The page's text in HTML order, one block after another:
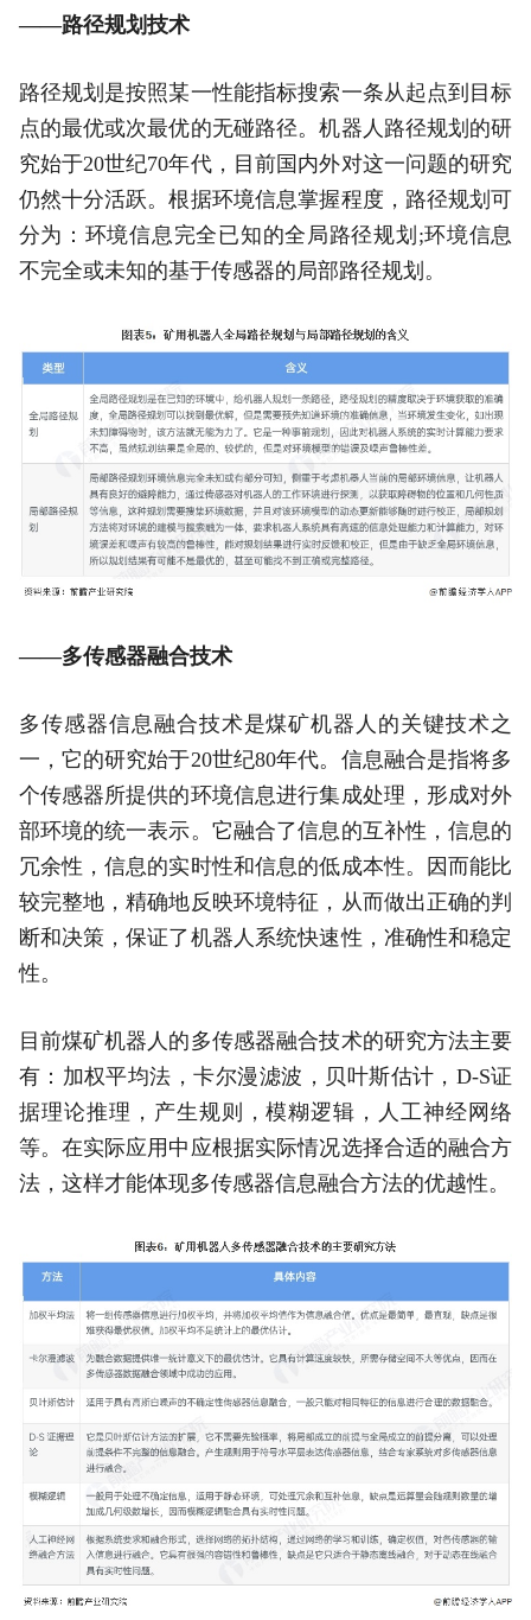
——路径规划技术
路径规划是按照某一性能指标搜索一条从起点到目标
点的最优或次最优的无碰路径。机器人路径规划的研
究始于20世纪70年代，目前国内外对这一问题的研究
仍然十分活跃。根据环境信息掌握程度，路径规划可
分为：环境信息完全已知的全局路径规划;环境信息
不完全或未知的基于传感器的局部路径规划。
——多传感器融合技术
多传感器信息融合技术是煤矿机器人的关键技术之
一，它的研究始于20世纪80年代。信息融合是指将多
个传感器所提供的环境信息进行集成处理，形成对外
部环境的统一表示。它融合了信息的互补性，信息的
冗余性，信息的实时性和信息的低成本性。因而能比
较完整地，精确地反映环境特征，从而做出正确的判
断和决策，保证了机器人系统快速性，准确性和稳定
性。
目前煤矿机器人的多传感器融合技术的研究方法主要
有：加权平均法，卡尔漫滤波，贝叶斯估计，D-S证
据理论推理，产生规则，模糊逻辑，人工神经网络
等。在实际应用中应根据实际情况选择合适的融合方
法，这样才能体现多传感器信息融合方法的优越性。